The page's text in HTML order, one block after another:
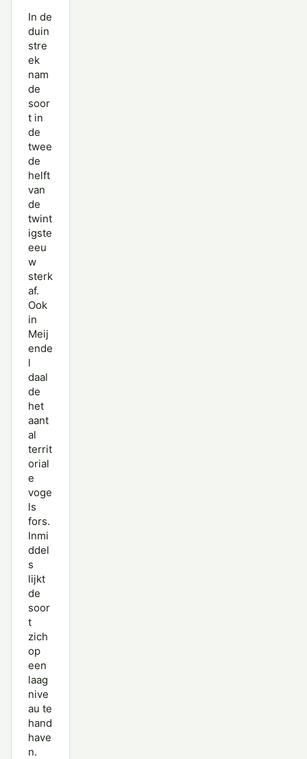
In de
duin
stre
ek
nam
de
soor
t in
de
twee
de
helft
van
de
twint
igste
eeu
w
sterk
af.
Ook
in
Meij
ende
l
daal
de
het
aant
al
territ
orial
e
voge
ls
fors.
Inmi
ddel
s
lijkt
de
soor
t
zich
op
een
laag
nive
au te
hand
have
n.